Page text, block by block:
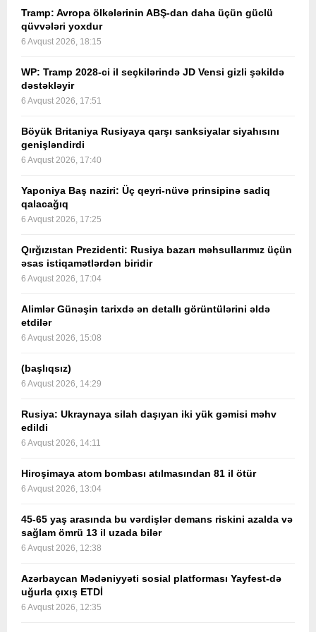
Tramp: Avropa ölkələrinin ABŞ-dan daha üçün güclü
qüvvələri yoxdur
6 Avqust 2026, 18:15
WP: Tramp 2028-ci il seçkilərində JD Vensi gizli şəkildə
dəstəkləyir
6 Avqust 2026, 17:51
Böyük Britaniya Rusiyaya qarşı sanksiyalar siyahısını
genişləndirdi
6 Avqust 2026, 17:40
Yaponiya Baş naziri: Üç qeyri-nüvə prinsipinə sadiq
qalacağıq
6 Avqust 2026, 17:25
Qırğızıstan Prezidenti: Rusiya bazarı məhsullarımız üçün
əsas istiqamətlərdən biridir
6 Avqust 2026, 17:04
Alimlər Günəşin tarixdə ən detallı görüntülərini əldə
etdilər
6 Avqust 2026, 15:08
(başlıqsız)
6 Avqust 2026, 14:29
Rusiya: Ukraynaya silah daşıyan iki yük gəmisi məhv
edildi
6 Avqust 2026, 14:11
Hiroşimaya atom bombası atılmasından 81 il ötür
6 Avqust 2026, 13:04
45-65 yaş arasında bu vərdişlər demans riskini azalda və
sağlam ömrü 13 il uzada bilər
6 Avqust 2026, 12:38
Azərbaycan Mədəniyyəti sosial platforması Yayfest-də
uğurla çıxış ETDİ
6 Avqust 2026, 12:35